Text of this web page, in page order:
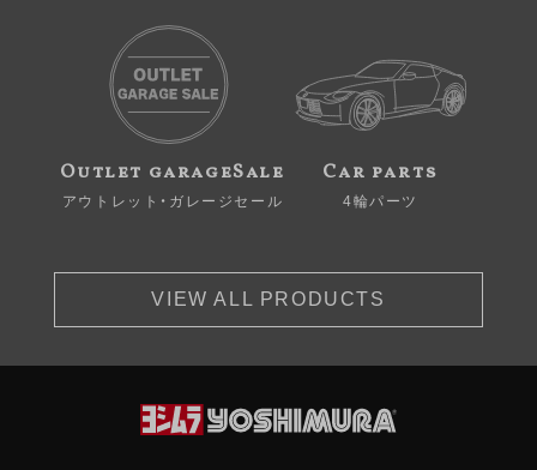
Outlet garageSale
アウトレット・ガレージセール
Car parts
4輪パーツ
VIEW ALL PRODUCTS